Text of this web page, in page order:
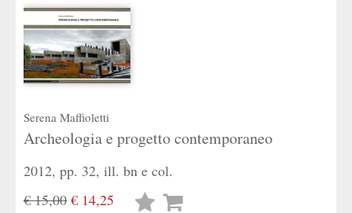
Serena Maffioletti
Archeologia e progetto contemporaneo
2012, pp. 32, ill. bn e col.
€ 15,00 € 14,25
Lista